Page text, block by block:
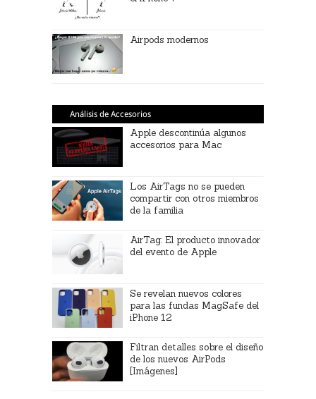
Airpods modernos
Análisis de Accesorios
Apple descontinúa algunos
accesorios para Mac
Los AirTags no se pueden
compartir con otros miembros
de la familia
AirTag: El producto innovador
del evento de Apple
Se revelan nuevos colores
para las fundas MagSafe del
iPhone 12
Filtran detalles sobre el diseño
de los nuevos AirPods
[Imágenes]